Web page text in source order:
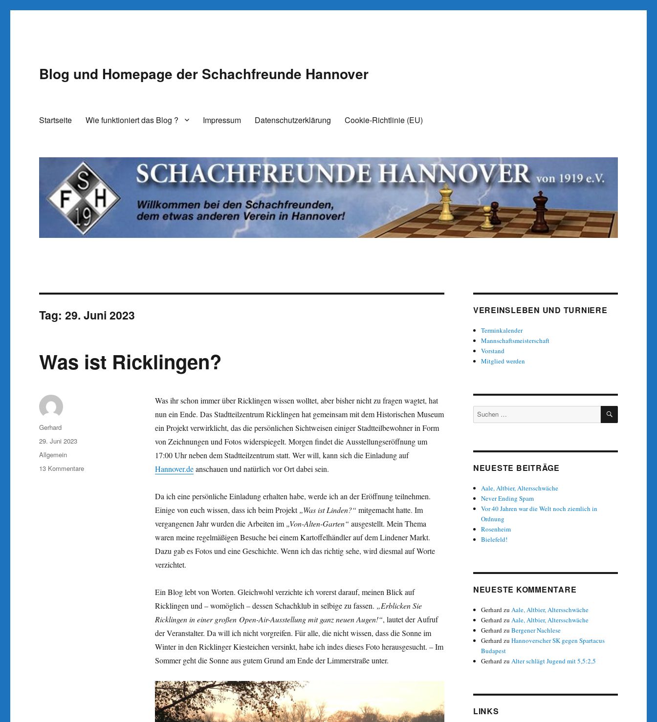
Blog und Homepage der Schachfreunde Hannover
Startseite Wie funktioniert das Blog ? Impressum Datenschutzerklärung Cookie-Richtlinie (EU)
Tag:29. Juni 2023
Was ist Ricklingen?
Was ihr schon immer über Ricklingen wissen wolltet, aber bisher nicht zu fragen wagtet, hat
nun ein Ende. Das Stadtteilzentrum Ricklingen hat gemeinsam mit dem Historischen Museum
ein Projekt verwirklicht, das die persönlichen Sichtweisen einiger Stadtteilbewohner in Form
von Zeichnungen und Fotos widerspiegelt. Morgen findet die Ausstellungseröffnung um
17:00 Uhr neben dem Stadtteilzentrum statt. Wer will, kann sich die Einladung auf
Hannover.deanschauen und natürlich vor Ort dabei sein.
Da ich eine persönliche Einladung erhalten habe, werde ich an der Eröffnung teilnehmen.
Einige von euch wissen, dass ich beim Projekt„Was ist Linden?“ mitgemacht hatte. Im
vergangenen Jahr wurden die Arbeiten im „Von-Alten-Garten“ ausgestellt. Mein Thema
waren meine regelmäßigen Besuche bei einem Kartoffelhändler auf dem Lindener Markt.
Dazu gab es Fotos und eine Geschichte. Wenn ich das richtig sehe, wird diesmal auf Worte
verzichtet.
Ein Blog lebt von Worten. Gleichwohl verzichte ich vorerst darauf, meinen Blick auf
Ricklingen und – womöglich – dessen Schachklub in selbige zu fassen. „Erblicken Sie
Ricklingen in einer großen Open-Air-Ausstellung mit ganz neuen Augen!“, lautet der Aufruf
der Veranstalter. Da will ich nicht vorgreifen. Für alle, die nicht wissen, dass die Sonne im
Winter in den Ricklinger Kiesteichen versinkt, habe ich indes dieses Foto herausgesucht. – Im
Sommer geht die Sonne aus gutem Grund am Ende der Limmerstraße unter.
Autor
Gerhard
Veröffentlicht
am
29. Juni 2023
Kategorien
Allgemein
13 Kommentarezu
VEREINSLEBEN UND TURNIERE
Terminkalender
Mannschaftsmeisterschaft
Vorstand
Mitglied werden
Suche
nach:
SUCHEN
NEUESTE BEITRÄGE
Aale, Altbier, Altersschwäche
Never Ending Spam
Vor 40 Jahren war die Welt noch ziemlich in
Ordnung
Rosenheim
Bielefeld!
NEUESTE KOMMENTARE
GerhardzuAale, Altbier, Altersschwäche
GerhardzuAale, Altbier, Altersschwäche
GerhardzuBergener Nachlese
GerhardzuHannoverscher SK gegen Spartacus
Budapest
GerhardzuAlter schlägt Jugend mit 5,5:2,5
LINKS